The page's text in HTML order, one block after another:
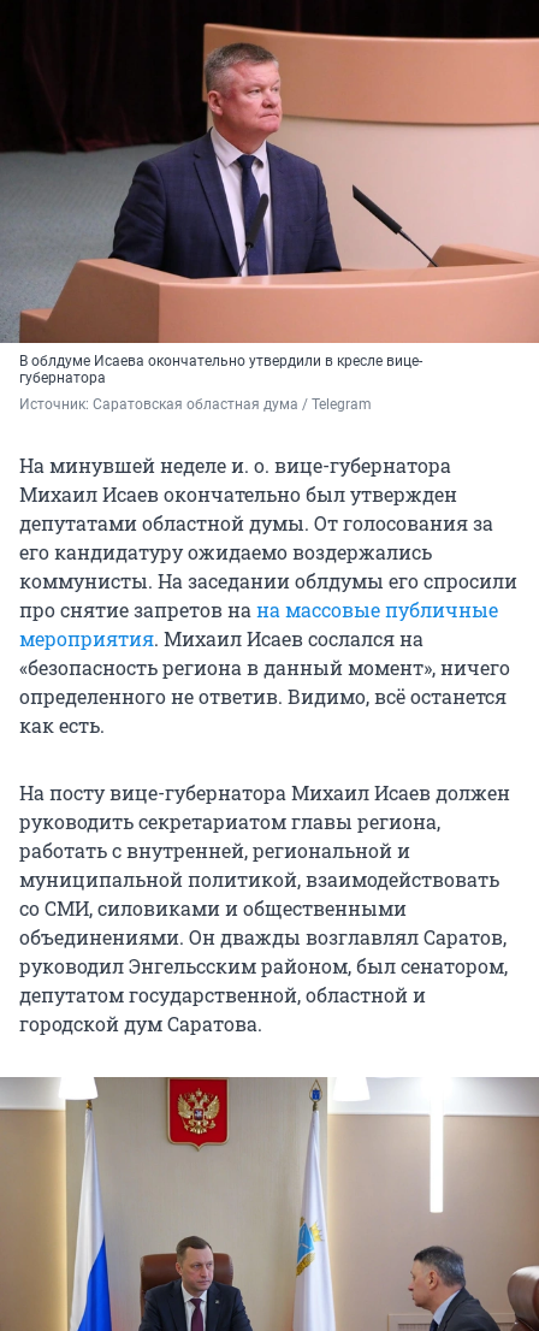
В облдуме Исаева окончательно утвердили в кресле вице-
губернатора
Источник: Саратовская областная дума / Telegram
На минувшей неделе и. о. вице-губернатора
Михаил Исаев окончательно был утвержден
депутатами областной думы. От голосования за
его кандидатуру ожидаемо воздержались
коммунисты. На заседании облдумы его спросили
про снятие запретов нана массовые публичные
мероприятия. Михаил Исаев сослался на
«безопасность региона в данный момент», ничего
определенного не ответив. Видимо, всё останется
как есть.
На посту вице-губернатора Михаил Исаев должен
руководить секретариатом главы региона,
работать с внутренней, региональной и
муниципальной политикой, взаимодействовать
со СМИ, силовиками и общественными
объединениями. Он дважды возглавлял Саратов,
руководил Энгельсским районом, был сенатором,
депутатом государственной, областной и
городской дум Саратова.